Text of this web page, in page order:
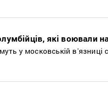
які воювали
у московській